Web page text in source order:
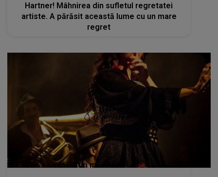
Hartner! Mâhnirea din sufletul regretatei
artiste. A părăsit această lume cu un mare
regret
Stiri mondene